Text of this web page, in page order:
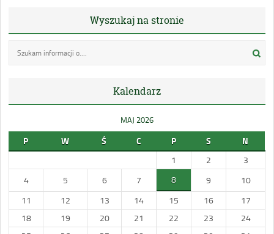
Wyszukaj na stronie
Kalendarz
MAJ 2026
P W Ś C P S N
1 2
3
4
5 6 7 8 9
10
11
12 13 14 15 16
17
18
19 20 21 22 23
24